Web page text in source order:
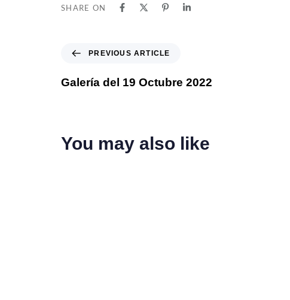
SHARE ON
PREVIOUS ARTICLE
Galería del 19 Octubre 2022
You may also like